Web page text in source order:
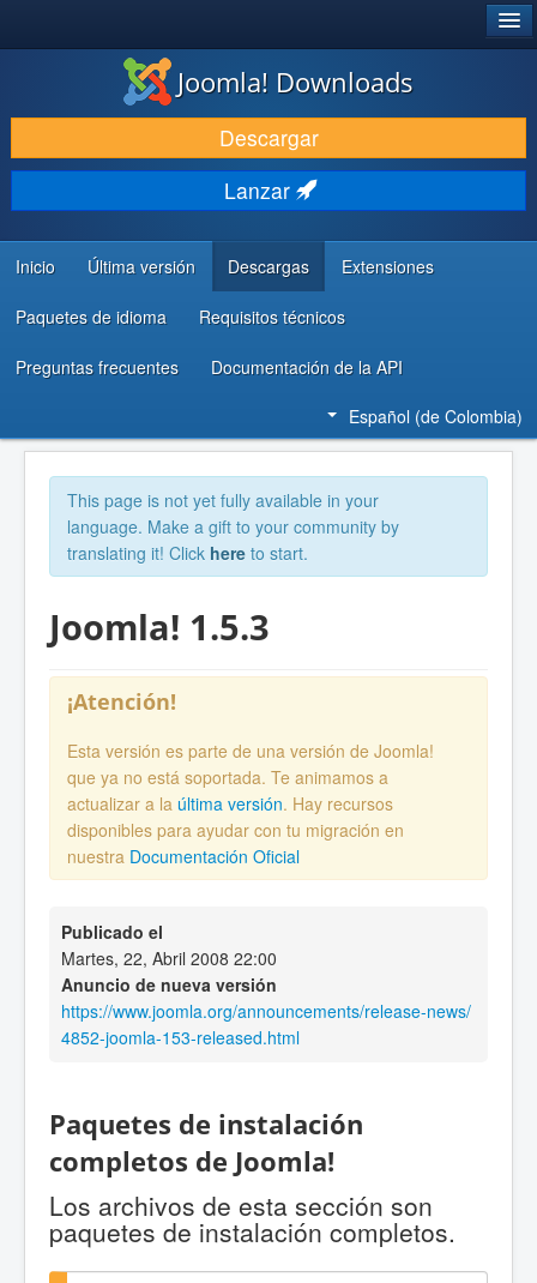
DESCARGAR
DESCUBRE Y APRENDE
COMUNIDAD Y AYUDA
RECURSOS PARA DESARROLLADORES
Joomla! Downloads
Descargar
Lanzar
Inicio Última versión Descargas Extensiones
Paquetes de idioma Requisitos técnicos
Preguntas frecuentes Documentación de la API
Español (de Colombia)
This page is not yet fully available in your
language. Make a gift to your community by
translating it! Click here to start.
Joomla! 1.5.3
¡Atención!
Esta versión es parte de una versión de Joomla!
que ya no está soportada. Te animamos a
actualizar a la última versión. Hay recursos
disponibles para ayudar con tu migración en
nuestra Documentación Oficial
Publicado el
Martes, 22, Abril 2008 22:00
Anuncio de nueva versión
https://www.joomla.org/announcements/release-news/
4852-joomla-153-released.html
Paquetes de instalación
completos de Joomla!
Los archivos de esta sección son
paquetes de instalación completos.